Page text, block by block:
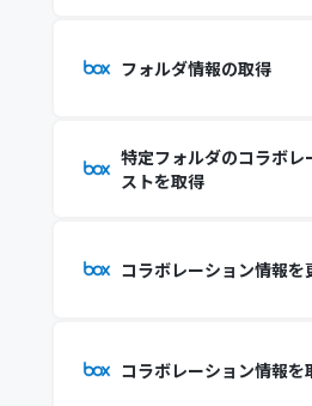
フォルダ情報の取得
特定フォルダのコラボレ
ストを取得
コラボレーション情報を
コラボレーション情報を